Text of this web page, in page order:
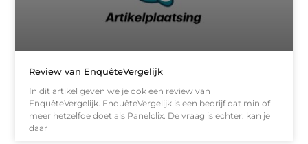
Review van EnquêteVergelijk
In dit artikel geven we je ook een review van
EnquêteVergelijk. EnquêteVergelijk is een bedrijf dat min of
meer hetzelfde doet als Panelclix. De vraag is echter: kan je
daar